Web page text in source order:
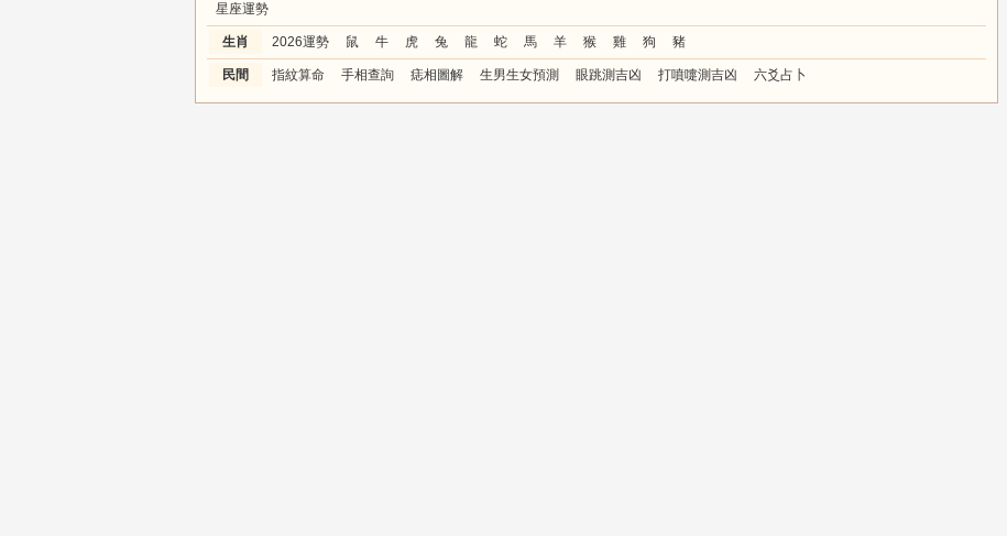
星座運勢
生肖 2026運勢 鼠 牛 虎 兔 龍 蛇 馬 羊 猴 雞 狗 豬
民間 指紋算命 手相查詢 痣相圖解 生男生女預測 眼跳測吉凶 打噴嚏測吉凶 六爻占卜